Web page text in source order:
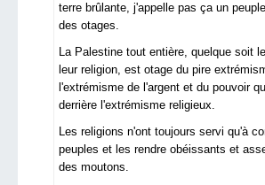
terre brûlante, j'appelle pas ça un
des otages.
La Palestine tout entière, quelque soit
leur religion, est otage du pire
l'extrémisme de l'argent et du pouvoir
derrière l'extrémisme religieux.
Les religions n'ont toujours servi qu'à
peuples et les rendre obéissants et
des moutons.